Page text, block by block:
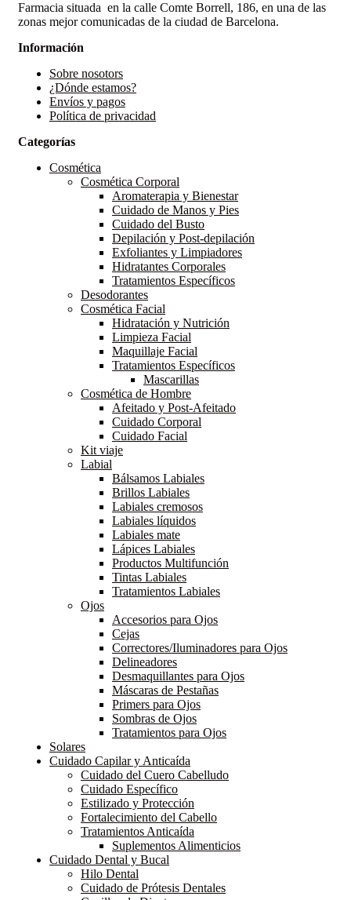
Farmacia situada en la calle Comte Borrell, 186, en una de las
zonas mejor comunicadas de la ciudad de Barcelona.
Información
Sobre nosotors
¿Dónde estamos?
Envíos y pagos
Política de privacidad
Categorías
Cosmética
Cosmética Corporal
Aromaterapia y Bienestar
Cuidado de Manos y Pies
Cuidado del Busto
Depilación y Post-depilación
Exfoliantes y Limpiadores
Hidratantes Corporales
Tratamientos Específicos
Desodorantes
Cosmética Facial
Hidratación y Nutrición
Limpieza Facial
Maquillaje Facial
Tratamientos Específicos
Mascarillas
Cosmética de Hombre
Afeitado y Post-Afeitado
Cuidado Corporal
Cuidado Facial
Kit viaje
Labial
Bálsamos Labiales
Brillos Labiales
Labiales cremosos
Labiales líquidos
Labiales mate
Lápices Labiales
Productos Multifunción
Tintas Labiales
Tratamientos Labiales
Ojos
Accesorios para Ojos
Cejas
Correctores/Iluminadores para Ojos
Delineadores
Desmaquillantes para Ojos
Máscaras de Pestañas
Primers para Ojos
Sombras de Ojos
Tratamientos para Ojos
Solares
Cuidado Capilar y Anticaída
Cuidado del Cuero Cabelludo
Cuidado Específico
Estilizado y Protección
Fortalecimiento del Cabello
Tratamientos Anticaída
Suplementos Alimenticios
Cuidado Dental y Bucal
Hilo Dental
Cuidado de Prótesis Dentales